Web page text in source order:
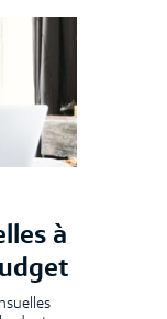
à